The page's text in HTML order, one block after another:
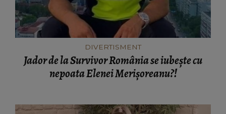
DIVERTISMENT
Jador de la Survivor România se iubește cu
nepoata Elenei Merișoreanu?!